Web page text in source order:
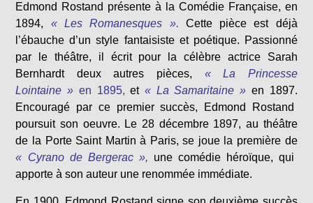
Edmond Rostand présente à la Comédie Française, en
1894,
« Les Romanesques ». Cette pièce est déjà
l’ébauche d’un style fantaisiste et poétique. Passionné
par le théâtre, il écrit pour la célèbre actrice Sarah
Bernhardt deux autres pièces,
« La Princesse
Lointaine » en 1895,et « La Samaritaine » en 1897.
Encouragé par ce premier succès, Edmond Rostand
poursuit son oeuvre. Le 28 décembre 1897, au théâtre
de la Porte Saint Martin à Paris, se joue la première de
« Cyrano de Bergerac », une comédie héroïque, qui
apporte à son auteur une renommée immédiate.